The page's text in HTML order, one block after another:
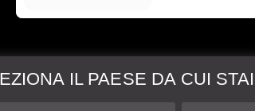
IL PAESE DA CUI
&